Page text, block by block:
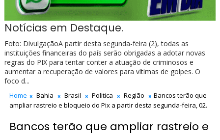
Notícias em Destaque.
Foto: DivulgaçãoA partir desta segunda-feira (2), todas as
instituições financeiras do país serão obrigadas a adotar novas
regras do PIX para tentar conter a atuação de criminosos e
aumentar a recuperação de valores para vítimas de golpes. O
foco d...
Home Bahia Brasil Politica Região
Bancos terão que
ampliar rastreio e bloqueio do Pix a partir desta segunda-feira, 02.
Bancos terão que ampliar rastreio e